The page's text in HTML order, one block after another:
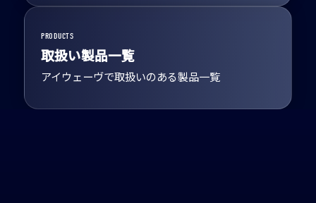
PRODUCTS
取扱い製品一覧
アイウェーヴで取扱いのある製品一覧